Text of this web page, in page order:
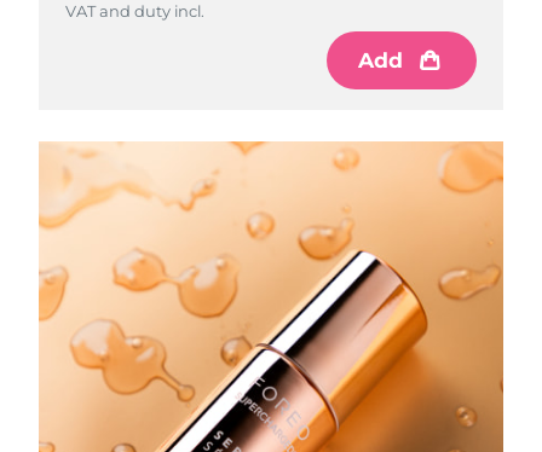
VAT and duty incl.
Add
Norwegen
Erwartete Lieferung 8/12/26
Polen Erwartete Lieferung8/10/26
Erwartete Lieferung 8/9/26
Puerto Rico Erwartete Lieferung8/11/26
Katar Erwartete Lieferung
Erwartete Lieferung 8/14/26